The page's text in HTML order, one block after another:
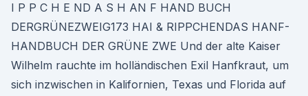
I P P C H E ND A S H AN F HAND BUCH
DERGRÜNEZWEIG173 HAI & RIPPCHENDAS HANF-
HANDBUCH DER GRÜNE ZWE Und der alte Kaiser
Wilhelm rauchte im holländischen Exil Hanfkraut, um
sich inzwischen in Kalifornien, Texas und Florida auf